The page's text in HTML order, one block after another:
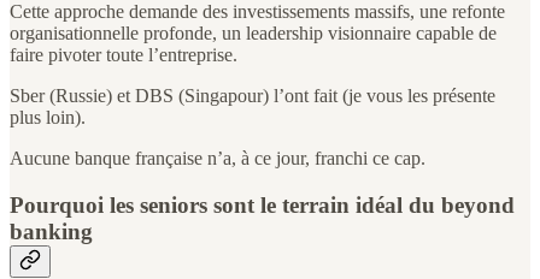
Cette approche demande des investissements massifs, une refonte
organisationnelle profonde, un leadership visionnaire capable de
faire pivoter toute l’entreprise.
Sber (Russie) et DBS (Singapour) l’ont fait (je vous les présente
plus loin).
Aucune banque française n’a, à ce jour, franchi ce cap.
Pourquoi les seniors sont le terrain idéal du beyond
banking